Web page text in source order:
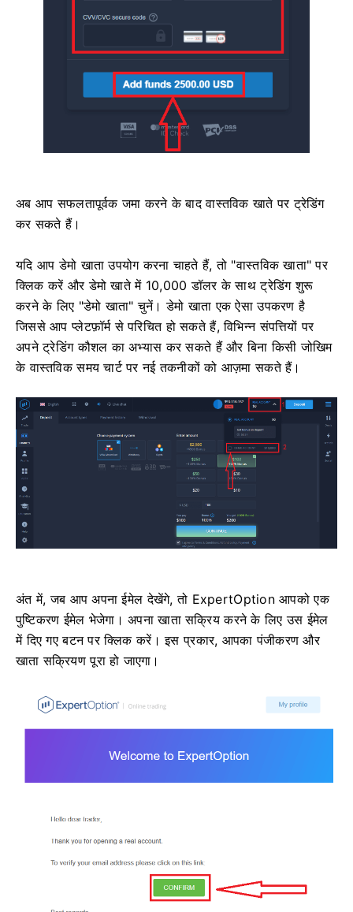
अब आप सफलतापूर्वक जमा करने के बाद वास्तविक खाते पर ट्रेडिंग
कर सकते हैं।
यदि आप डेमो खाता उपयोग करना चाहते हैं, तो "वास्तविक खाता" पर
क्लिक करें और डेमो खाते में 10,000 डॉलर के साथ ट्रेडिंग शुरू
करने के लिए "डेमो खाता" चुनें। डेमो खाता एक ऐसा उपकरण है
जिससे आप प्लेटफ़ॉर्म से परिचित हो सकते हैं, विभिन्न संपत्तियों पर
अपने ट्रेडिंग कौशल का अभ्यास कर सकते हैं और बिना किसी जोखिम
के वास्तविक समय चार्ट पर नई तकनीकों को आज़मा सकते हैं।
अंत में, जब आप अपना ईमेल देखेंगे, तो ExpertOption आपको एक
पुष्टिकरण ईमेल भेजेगा। अपना खाता सक्रिय करने के लिए उस ईमेल
में दिए गए बटन पर क्लिक करें। इस प्रकार, आपका पंजीकरण और
खाता सक्रियण पूरा हो जाएगा।